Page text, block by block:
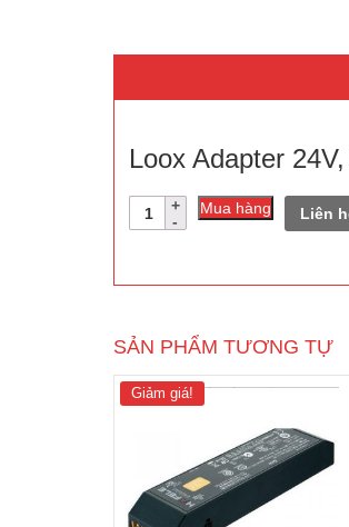
Loox Adapter
Số
lượng
Mua hàng Liên
SẢN PHẨM TƯƠNG TỰ
Giảm giá!